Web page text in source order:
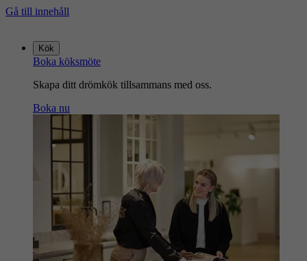
Gå till innehåll
startsidan
Kök
Boka köksmöte
Skapa ditt drömkök tillsammans med oss.
Boka nu